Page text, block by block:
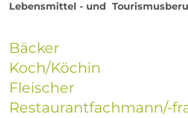
Lebensmittel - und
Bäcker
Koch/Köchin
Fleischer
Restaurantfachmann/-